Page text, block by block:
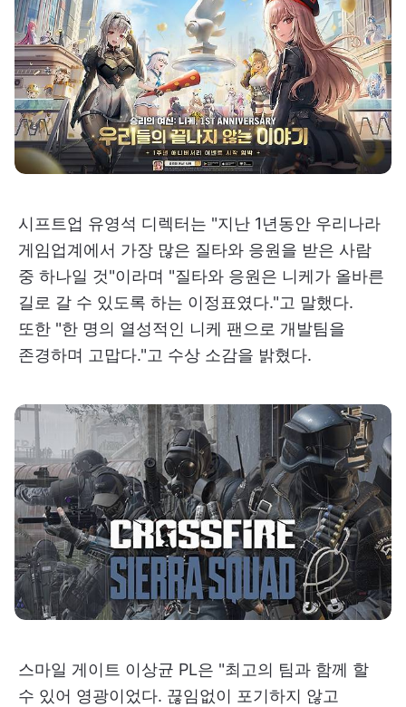
시프트업 유영석 디렉터는 "지난 1년동안 우리나라
게임업계에서 가장 많은 질타와 응원을 받은 사람
중 하나일 것"이라며 "질타와 응원은 니케가 올바른
길로 갈 수 있도록 하는 이정표였다."고 말했다.
또한 "한 명의 열성적인 니케 팬으로 개발팀을
존경하며 고맙다."고 수상 소감을 밝혔다.
스마일 게이트 이상균 PL은 "최고의 팀과 함께 할
수 있어 영광이었다. 끊임없이 포기하지 않고